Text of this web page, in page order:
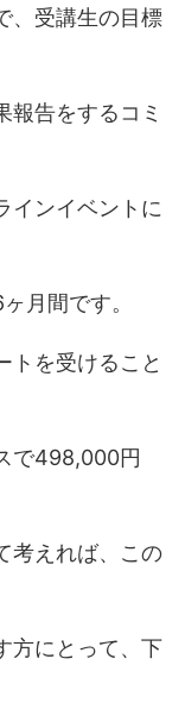
、受講生の目標
報告をするコミ
インイベントに
月間です。
トを受けること
で498,000円
考えれば、この
方にとって、下